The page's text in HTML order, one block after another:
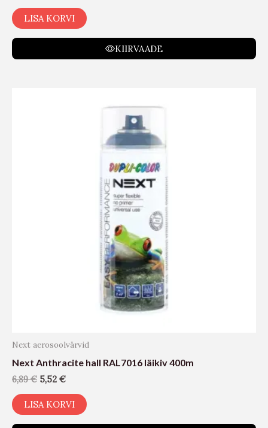
LISA KORVI
KIIRVAADE
Next aerosoolvärvid
Next Anthracite hall RAL7016 läikiv 400m
6,89€ 5,52 €
LISA KORVI